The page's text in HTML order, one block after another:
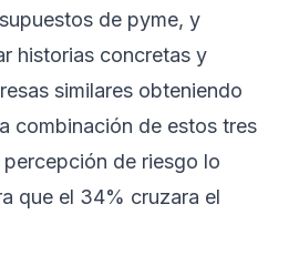
de pyme, y
historias concretas y
similares obteniendo
combinación de estos tres
de riesgo lo
que el 34% cruzara el